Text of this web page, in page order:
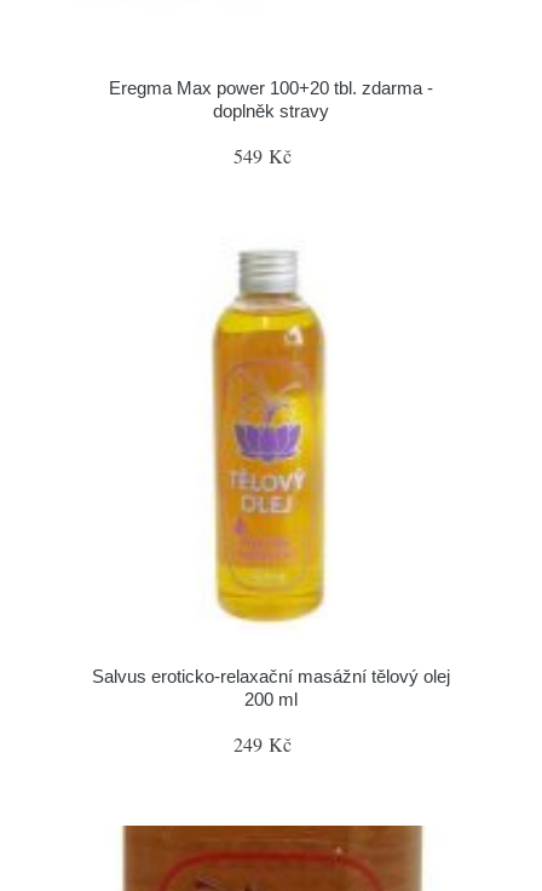
Eregma Max power 100+20 tbl. zdarma -
doplněk stravy
549 Kč
Salvus eroticko-relaxační masážní tělový olej
200 ml
249 Kč